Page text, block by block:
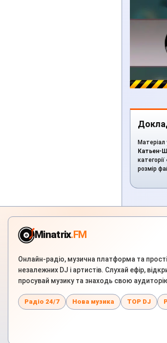
Матеріал
Катьен-
розмір
Minatrix.FM
Онлайн-радіо, музична платформа та
незалежних DJ і артистів. Слухай ефір,
просувай музику та знаходь свою
Радіо 24/7 Нова музика TOP DJ